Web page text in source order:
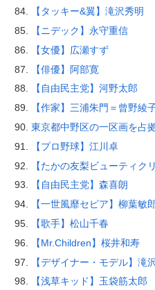
【タッキー&翼】滝沢秀明
【ニデック】永守重信
【女優】広瀬すず
【俳優】阿部寛
【自由民主党】河野太郎
【作家】三浦朱門＝曾野綾
東京都中野区の一区画を占
【プロ野球】江川卓
【たかの友梨ビューティク
【自由民主党】森喜朗
【一世風靡セピア】柳葉敏
【歌手】松山千春
【Mr.Children】桜井和寿
【デザイナー・モデル】滝
【浅草キッド】玉袋筋太郎